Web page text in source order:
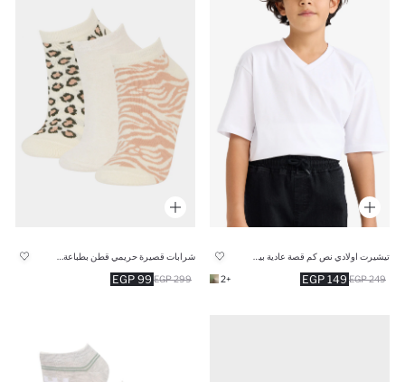
149 EGP 249 EGP
+2
99 EGP 299 EGP